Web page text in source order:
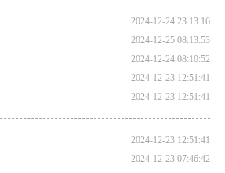
2024-12-24 23:13:16
2024-12-25 08:13:53
2024-12-24 08:10:52
2024-12-23 12:51:41
2024-12-23 12:51:41
2024-12-23 12:51:41
2024-12-23 07:46:42